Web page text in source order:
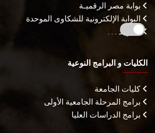
بوابة مصر الرقميـة
البوابة الإلكترونية للشكاوى الموحدة
المزيـد . . .
الكليات و البرامج النوعية
كليات الجامعة
برامج المرحلة الجامعية الأولى
برامج الدراسات العليا